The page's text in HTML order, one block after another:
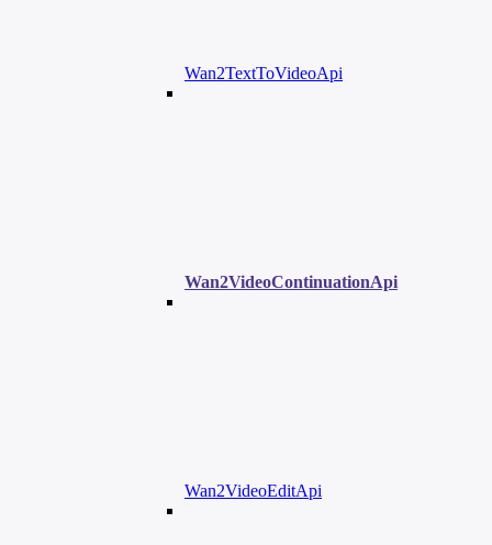
Wan2TextToVideoApi
Wan2VideoContinuationApi
Wan2VideoEditApi